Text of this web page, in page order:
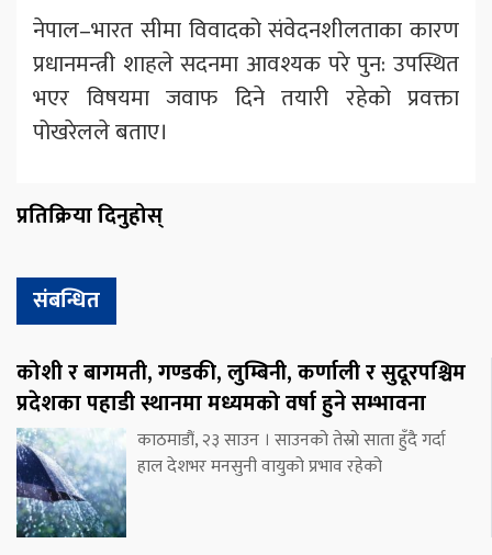
नेपाल–भारत सीमा विवादको संवेदनशीलताका कारण
प्रधानमन्त्री शाहले सदनमा आवश्यक परे पुन: उपस्थित
भएर विषयमा जवाफ दिने तयारी रहेको प्रवक्ता
पोखरेलले बताए।
प्रतिक्रिया दिनुहोस्
संबन्धित
कोशी र बागमती, गण्डकी, लुम्बिनी, कर्णाली र सुदूरपश्चिम
प्रदेशका पहाडी स्थानमा मध्यमको वर्षा हुने सम्भावना
काठमाडौं, २३ साउन । साउनको तेस्रो साता हुँदै गर्दा
हाल देशभर मनसुनी वायुको प्रभाव रहेको